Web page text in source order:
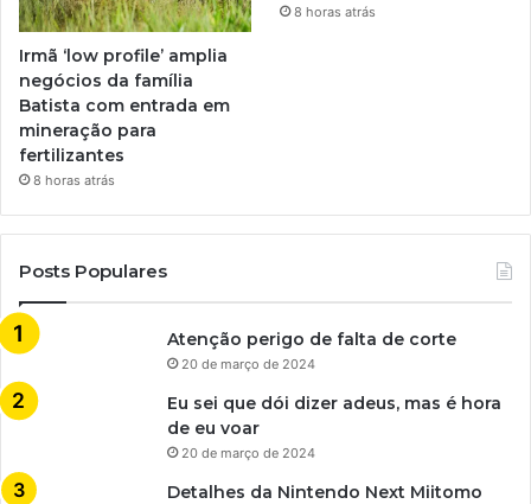
Irmã ‘low profile’ amplia
negócios da família
Batista com entrada em
mineração para
fertilizantes
8 horas atrás
8 horas atrás
Posts Populares
Atenção perigo de falta de corte
20 de março de 2024
Eu sei que dói dizer adeus, mas é hora
de eu voar
20 de março de 2024
Detalhes da Nintendo Next Miitomo